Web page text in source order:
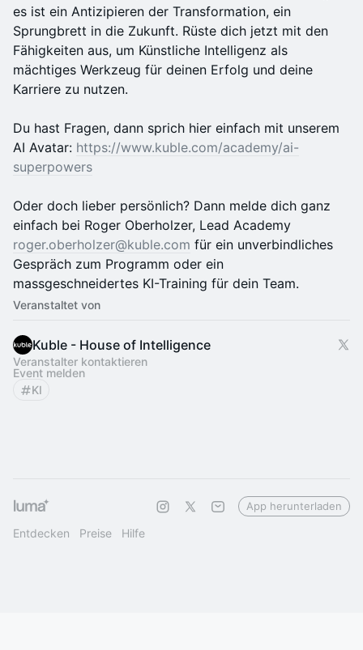
es ist ein Antizipieren der Transformation, ein
Sprungbrett in die Zukunft. Rüste dich jetzt mit den
Fähigkeiten aus, um Künstliche Intelligenz als
mächtiges Werkzeug für deinen Erfolg und deine
Karriere zu nutzen.
Du hast Fragen, dann sprich hier einfach mit unserem
AI Avatar: https://www.kuble.com/academy/ai-
superpowers
Oder doch lieber persönlich? Dann melde dich ganz
einfach bei Roger Oberholzer, Lead Academy
roger.oberholzer@kuble.com für ein unverbindliches
Gespräch zum Programm oder ein
massgeschneidertes KI-Training für dein Team.
Veranstaltet von
Kuble - House of Intelligence
Veranstalter kontaktieren
Event melden
KI
Entdecken Preise Hilfe
App herunterladen